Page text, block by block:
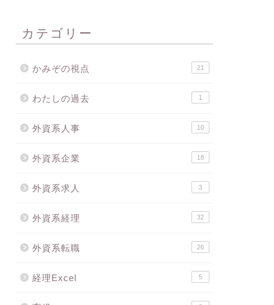
カテゴリー
かみぞの視点 21
わたしの過去 1
外資系人事 10
外資系企業 18
外資系求人 3
外資系経理 32
外資系転職 26
経理Excel 5